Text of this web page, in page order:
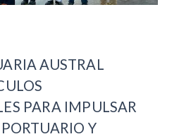
AUSTRAL
PARA IMPULSAR
Y